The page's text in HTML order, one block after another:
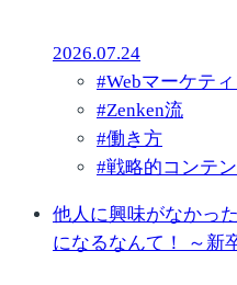
2026.07.24
#Webマーケテ
#Zenken流
#働き方
#戦略的コンテ
他人に興味がなかっ
になるなんて！ ～新